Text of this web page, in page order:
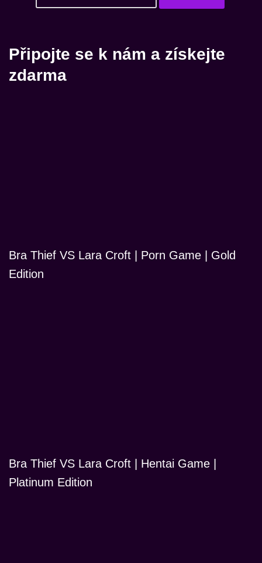
Připojte se k nám a získejte
zdarma
Bra Thief VS Lara Croft | Porn Game | Gold
Edition
Bra Thief VS Lara Croft | Hentai Game |
Platinum Edition